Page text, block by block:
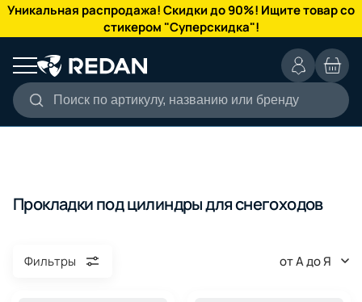
Уникальная распродажа! Скидки до 90%! Ищите товар со
стикером "Суперскидка"!
Поиск по артикулу, названию или бренду
КАТАЛОГ
Прокладки под цилиндры для снегоходов
Фильтры от А до Я